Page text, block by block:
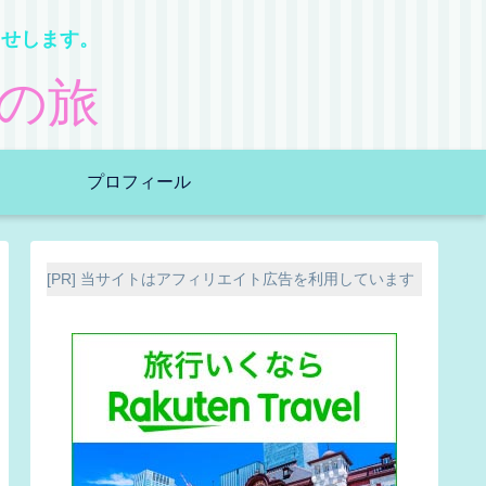
します。
旅
プロフィール
[PR] 当サイトはアフィリエイト広告を利用しています